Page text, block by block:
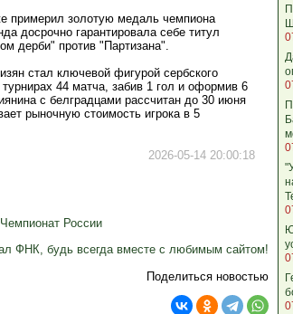
примерил золотую медаль чемпиона
досрочно гарантировала себе титул
дерби" против "Партизана".
стал ключевой фигурой сербского
44 матча, забив 1 гол и оформив 6
с белградцами рассчитан до 30 июня
рыночную стоимость игрока в 5
2026-05-14 20:00:18
Чемпионат России
ФНК, будь всегда вместе с любимым сайтом!
Поделиться новостью